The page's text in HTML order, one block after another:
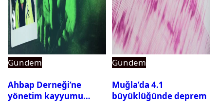
Gündem
Ahbap Derneği’ne
yönetim kayyumu
Gündem
Muğla’da 4.1
büyüklüğünde deprem